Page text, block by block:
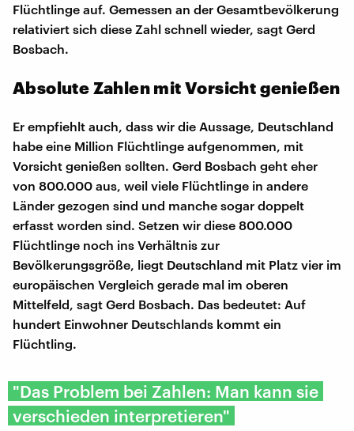
Flüchtlinge auf. Gemessen an der Gesamtbevölkerung
relativiert sich diese Zahl schnell wieder, sagt Gerd
Bosbach.
Absolute Zahlen mit Vorsicht genießen
Er empfiehlt auch, dass wir die Aussage, Deutschland
habe eine Million Flüchtlinge aufgenommen, mit
Vorsicht genießen sollten. Gerd Bosbach geht eher
von 800.000 aus, weil viele Flüchtlinge in andere
Länder gezogen sind und manche sogar doppelt
erfasst worden sind. Setzen wir diese 800.000
Flüchtlinge noch ins Verhältnis zur
Bevölkerungsgröße, liegt Deutschland mit Platz vier im
europäischen Vergleich gerade mal im oberen
Mittelfeld, sagt Gerd Bosbach. Das bedeutet: Auf
hundert Einwohner Deutschlands kommt ein
Flüchtling.
"Das Problem bei Zahlen: Man kann sie
verschieden interpretieren"